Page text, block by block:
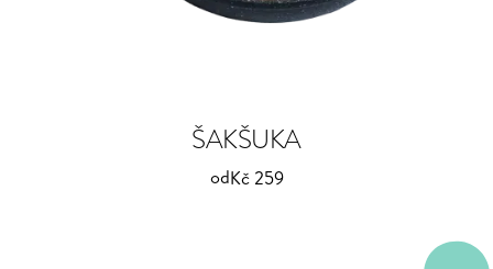
ŠAKŠUKA
odKč 259